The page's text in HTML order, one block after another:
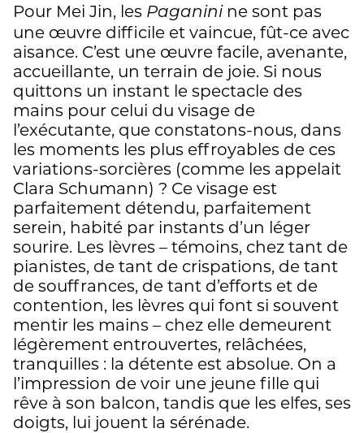
Pour Mei Jin, les Paganinine sont pas
une œuvre difficile et vaincue, fût-ce avec
aisance. C’est une œuvre facile, avenante,
accueillante, un terrain de joie. Si nous
quittons un instant le spectacle des
mains pour celui du visage de
l’exécutante, que constatons-nous, dans
les moments les plus effroyables de ces
variations-sorcières (comme les appelait
Clara Schumann) ? Ce visage est
parfaitement détendu, parfaitement
serein, habité par instants d’un léger
sourire. Les lèvres – témoins, chez tant de
pianistes, de tant de crispations, de tant
de souffrances, de tant d’efforts et de
contention, les lèvres qui font si souvent
mentir les mains – chez elle demeurent
légèrement entrouvertes, relâchées,
tranquilles : la détente est absolue. On a
l’impression de voir une jeune fille qui
rêve à son balcon, tandis que les elfes, ses
doigts, lui jouent la sérénade.